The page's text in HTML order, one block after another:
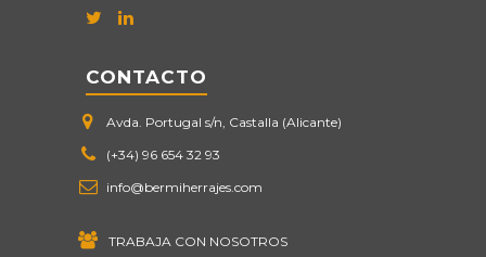
CONTACTO
Avda. Portugal s/n, Castalla (Alicante)
(+34) 96 654 32 93
info@bermiherrajes.com
TRABAJA CON NOSOTROS